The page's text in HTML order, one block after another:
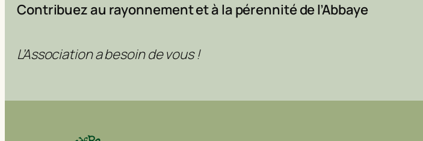
Contribuez au rayonnement et à la pérennité de l’Abbaye
L’Association a besoin de vous !